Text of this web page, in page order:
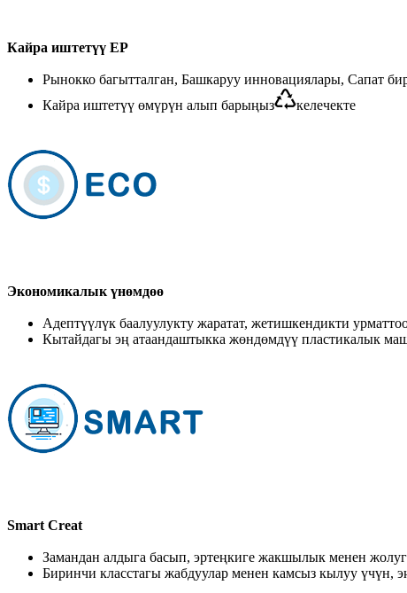
Кайра иштетүү EP
Рынокко багытталган, Башкаруу инновациялары, Сапат
Кайра иштетүү өмүрүн алып барыңыз
келечекте
Экономикалык үнөмдөө
Адептүүлүк баалуулукту жаратат, жетишкендикти
Кытайдагы эң атаандаштыкка жөндөмдүү пластикалык
Smart Creat
Замандан алдыга басып, эртеңкиге жакшылык менен
Биринчи класстагы жабдуулар менен камсыз кылуу үчүн,